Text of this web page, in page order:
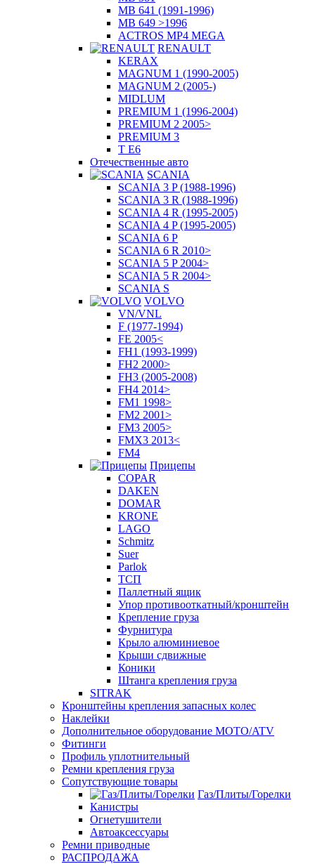
MB 641 (1991-1996)
MB 649 >1996
ACTROS MP4 MEGA
RENAULT
KERAX
MAGNUM 1 (1990-2005)
MAGNUM 2 (2005-)
MIDLUM
PREMIUM 1 (1996-2004)
PREMIUM 2 2005>
PREMIUM 3
T E6
Отечественные авто
SCANIA
SCANIA 3 P (1988-1996)
SCANIA 3 R (1988-1996)
SCANIA 4 R (1995-2005)
SCANIA 4 P (1995-2005)
SCANIA 6 P
SCANIA 6 R 2010>
SCANIA 5 P 2004>
SCANIA 5 R 2004>
SCANIA S
VOLVO
VN/VNL
F (1977-1994)
FE 2005<
FH1 (1993-1999)
FH2 2000>
FH3 (2005-2008)
FH4 2014>
FM1 1998>
FM2 2001>
FM3 2005>
FMX3 2013<
FM4
Прицепы
COPAR
DAKEN
DOMAR
KRONE
LAGO
Schmitz
Suer
Parlok
ТСП
Паллетный ящик
Упор противооткатный/кронштейн
Крепление груза
Фурнитура
Крыло алюминиевое
Крыши сдвижные
Коники
Штанга крепления груза
SITRAK
Кронштейны крепления запасных колес
Наклейки
Дополнительное оборудование MOTO/ATV
Фитинги
Профиль уплотнительный
Ремни крепления груза
Сопутствующие товары
Газ/Плиты/Горелки
Канистры
Огнетушители
Автоаксессуары
Ремни приводные
РАСПРОДАЖА